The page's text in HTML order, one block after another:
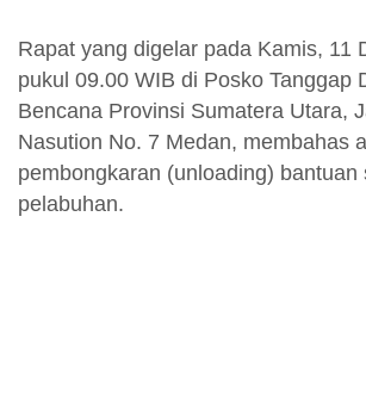
Rapat yang digelar pada Kamis, 11
pukul 09.00 WIB di Posko Tanggap
Bencana Provinsi Sumatera Utara,
Nasution No. 7 Medan, membahas
pembongkaran (unloading) bantuan
pelabuhan.